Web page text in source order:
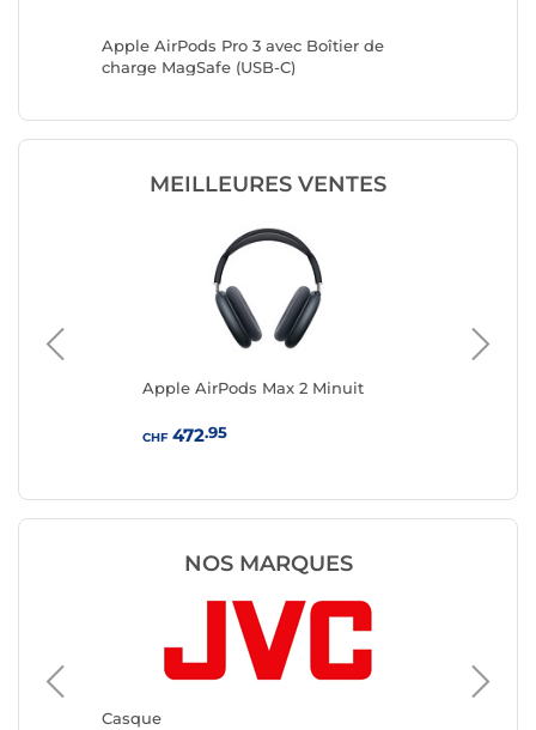
Apple AirPods Pro 3 avec Boîtier de
charge MagSafe (USB-C)
MEILLEURES VENTES
Apple AirPods Max 2 Minuit
CHF472.95
NOS MARQUES
Casque
Casque